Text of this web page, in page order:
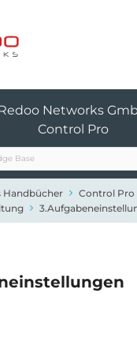
Networks
Control Pro
Handbücher
Control Pro